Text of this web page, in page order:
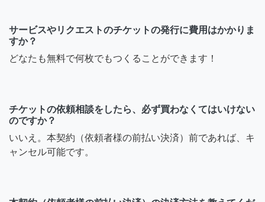
サービスやリクエストのチケットの発行に費用はかかりま
すか？
どなたも無料で何枚でもつくることができます！
チケットの依頼相談をしたら、必ず買わなくてはいけない
のですか？
いいえ。本契約（依頼者様の前払い決済）前であれば、キ
ャンセル可能です。